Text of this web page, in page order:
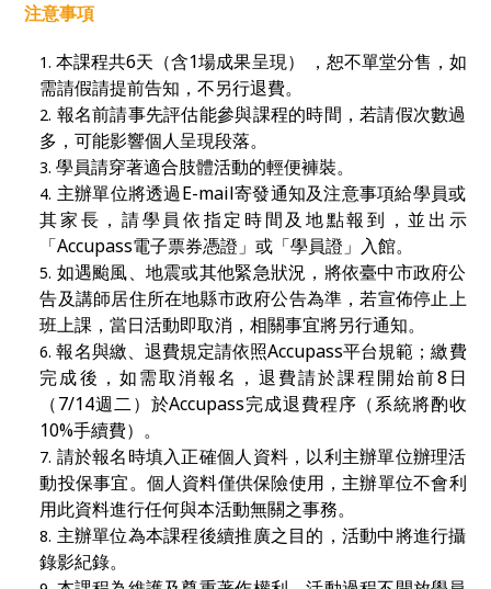
注意事項
本課程共6天（含1場成果呈現） ，恕不單堂分售，如
需請假請提前告知，不另行退費。
報名前請事先評估能參與課程的時間，若請假次數過
多，可能影響個人呈現段落。
學員請穿著適合肢體活動的輕便褲裝。
主辦單位將透過E-mail寄發通知及注意事項給學員或
其家長，請學員依指定時間及地點報到，並出示
「Accupass電子票券憑證」或「學員證」入館。
如遇颱風、地震或其他緊急狀況，將依臺中市政府公
告及講師居住所在地縣市政府公告為準，若宣佈停止上
班上課，當日活動即取消，相關事宜將另行通知。
報名與繳、退費規定請依照Accupass平台規範；繳費
完成後，如需取消報名，退費請於課程開始前8日
（7/14週二）於Accupass完成退費程序（系統將酌收
10%手續費）。
請於報名時填入正確個人資料，以利主辦單位辦理活
動投保事宜。個人資料僅供保險使用，主辦單位不會利
用此資料進行任何與本活動無關之事務。
主辦單位為本課程後續推廣之目的，活動中將進行攝
錄影紀錄。